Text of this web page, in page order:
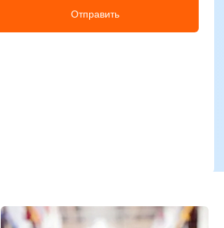
Отправить